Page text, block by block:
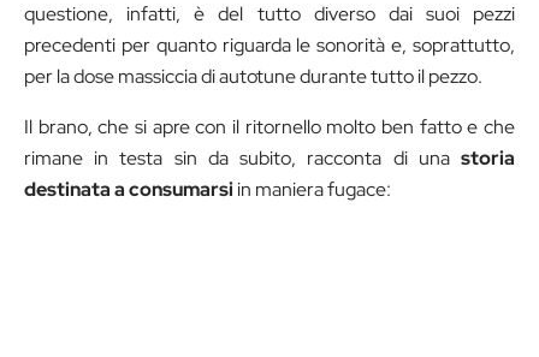
questione, infatti, è del tutto diverso dai suoi pezzi
precedenti per quanto riguarda le sonorità e, soprattutto,
per la dose massiccia di autotune durante tutto il pezzo.
Il brano, che si apre con il ritornello molto ben fatto e che
rimane in testa sin da subito, racconta di una storia
destinata a consumarsiin maniera fugace: